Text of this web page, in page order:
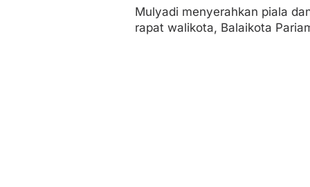
Mulyadi menyerahkan piala
rapat walikota, Balaikota